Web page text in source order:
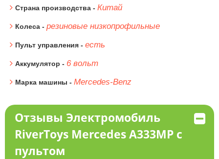
Страна производства - Китай
Колеса - резиновые низкопрофильные
Пульт управления - есть
Аккумулятор - 6 вольт
Марка машины - Mercedes-Benz
Отзывы Электромобиль
RiverToys Mercedes А333МР с
пультом